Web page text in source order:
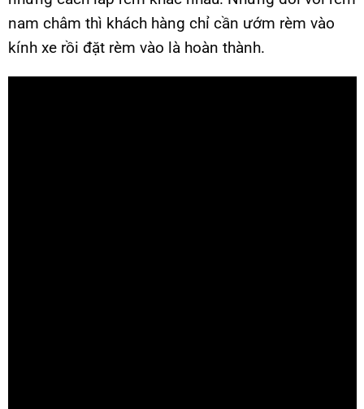
nam châm thì khách hàng chỉ cần ướm rèm vào
kính xe rồi đặt rèm vào là hoàn thành.